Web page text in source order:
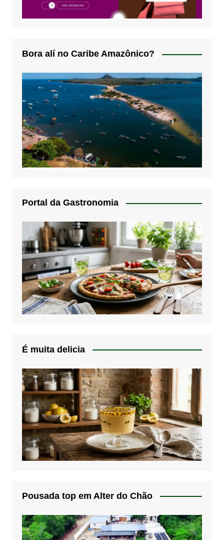
Bora alí no Caribe Amazônico?
Portal da Gastronomia
É muita delicia
Pousada top em Alter do Chão